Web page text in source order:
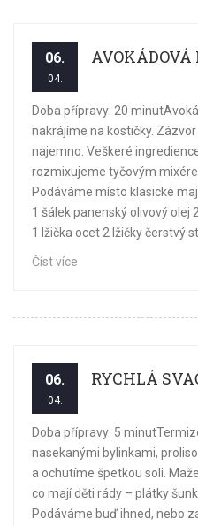
06.
04.
Doba přípravy: 20
nakrájíme na kostičky.
najemno. Veškeré
rozmixujeme tyčovým
Podáváme místo klasické
1 šálek panenský olivový
1 lžička ocet 2 lžičky čerstvý
Číst více
06.
04.
RYCHLÁ
Doba přípravy: 5
nasekanými bylinkami,
a ochutíme špetkou soli.
co mají děti rády – plátky
Podáváme buď ihned, nebo